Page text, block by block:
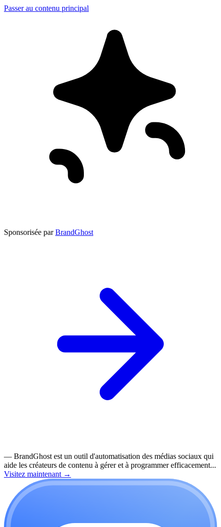
Passer au contenu principal
Sponsorisée par BrandGhost
— BrandGhost est un outil d'automatisation des médias sociaux qui
aide les créateurs de contenu à gérer et à programmer efficacement...
Visitez maintenant →